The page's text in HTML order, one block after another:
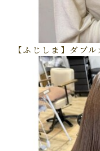
【ふじしま】ダブ